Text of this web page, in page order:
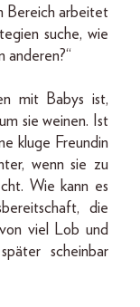
Bereich arbeitet
suche, wie
anderen?“
mit Babys ist,
sie weinen. Ist
kluge Freundin
wenn sie zu
Wie kann es
die
viel Lob und
scheinbar